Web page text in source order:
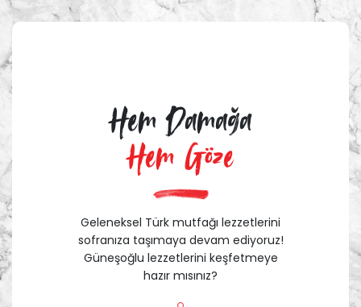
Hem Damağa
Hem Göze
Geleneksel Türk mutfağı lezzetlerini
sofranıza taşımaya devam ediyoruz!
Güneşoğlu lezzetlerini keşfetmeye
hazır mısınız?